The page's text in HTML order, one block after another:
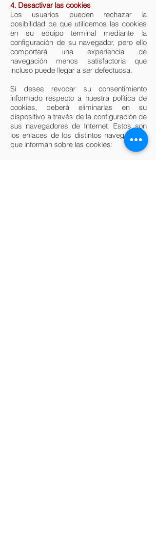
4. Desactivar las cookies
Los usuarios pueden rechazar la
posibilidad de que utilicemos las cookies
en su equipo terminal mediante la
configuración de su navegador, pero ello
comportará una experiencia de
navegación menos satisfactoria que
incluso puede llegar a ser defectuosa.
Si desea revocar su consentimiento
informado respecto a nuestra política de
cookies, deberá eliminarlas en su
dispositivo a través de la configuración de
sus navegadores de Internet. Estos son
los enlaces de los distintos navegadores
que informan sobre las cookies: